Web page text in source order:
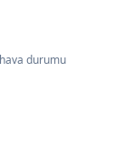
durumu